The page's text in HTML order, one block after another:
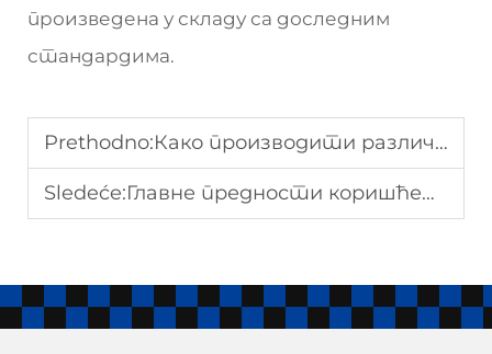
произведена у складу са доследним
стандардима.
Prethodno:Како производити различите облике са производњом производње пелета за заједачке пелете
Sledeće:Главне предности коришћења технологије екструдера за храну са двоструким вијачем